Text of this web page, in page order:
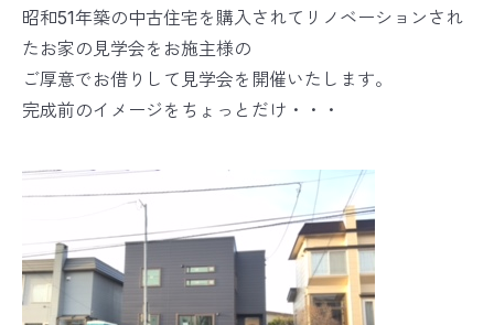
昭和51年築の中古住宅を購入されてリノベーションされ
たお家の見学会をお施主様の
ご厚意でお借りして見学会を開催いたします。
完成前のイメージをちょっとだけ・・・